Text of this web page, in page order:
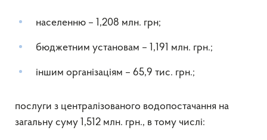
населенню – 1,208 млн. грн;
бюджетним установам – 1,191 млн. грн.;
іншим організаціям – 65,9 тис. грн.;
послуги з централізованого водопостачання на
загальну суму 1,512 млн. грн., в тому числі: